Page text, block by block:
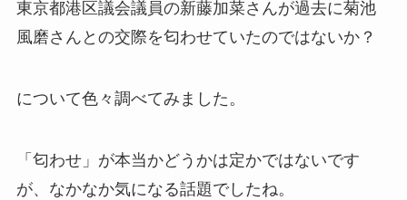
東京都港区議会議員の新藤加菜さんが過去に菊池
風磨さんとの交際を匂わせていたのではないか？
について色々調べてみました。
「匂わせ」が本当かどうかは定かではないです
が、なかなか気になる話題でしたね。